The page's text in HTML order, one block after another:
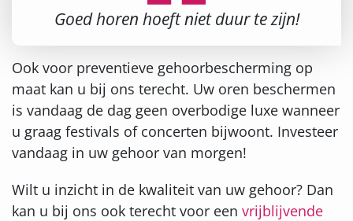
Goed horen hoeft niet duur te zijn!
Ook voor preventieve gehoorbescherming op
maat kan u bij ons terecht. Uw oren beschermen
is vandaag de dag geen overbodige luxe wanneer
u graag festivals of concerten bijwoont. Investeer
vandaag in uw gehoor van morgen!
Wilt u inzicht in de kwaliteit van uw gehoor? Dan
kan u bij ons ook terecht voor een vrijblijvende